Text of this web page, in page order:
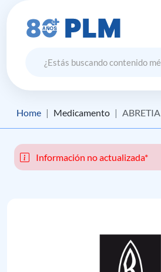
Home Medicamento ABRETIA
Información no actualizada*